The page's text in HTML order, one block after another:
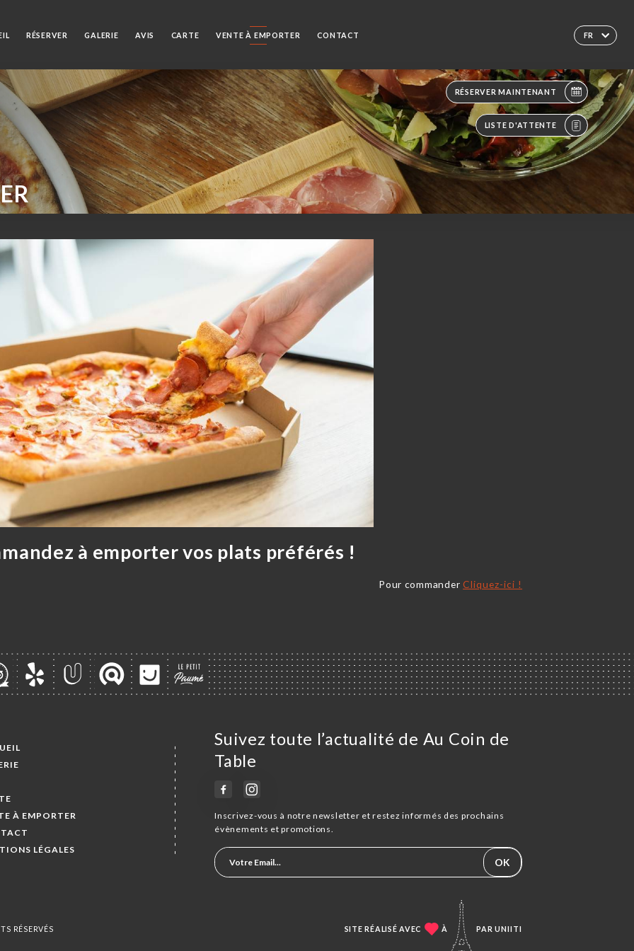
FR
RÉSERVER GALERIE AVIS CARTE VENTE À EMPORTER CONTACT
RÉSERVER MAINTENANT
LISTE D'ATTENTE
à emporter vos plats préférés !
Pour commanderCliquez-ici !
À EMPORTER
LÉGALES
Suivez toute l’actualité de Au Coin de
Table
Inscrivez-vous à notre newsletter et restez informés des prochains
évènements et promotions.
OK
RÉSERVÉS SITE RÉALISÉ AVEC À PARUNIITI